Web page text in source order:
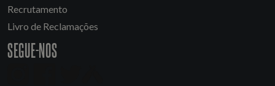
Recrutamento
Livro de Reclamações
SEGUE-NOS